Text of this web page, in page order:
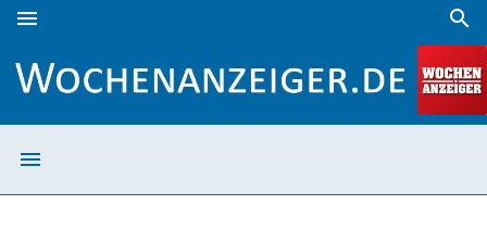
menu search
menu